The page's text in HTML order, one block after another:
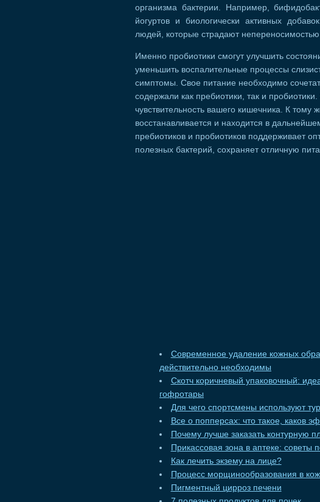
организма бактерии. Например,
йогуртов и биологически активных
людей, которые страдают непереносимостью
Именно пробиотики смогут улучшить
уменьшить воспалительные процессы
симптомы. Свое питание необходимо
содержали как пребиотики, так и
чувствительность вашего кишечника. К
восстанавливается и находится в
пребиотиков и пробиотиков поддерживает
полезных бактерий, сохраняет отличную
Современное удаление кожных
действительно необходимы
Скотч коричневый упаковочный:
гофротары
Для чего спортсмены используют
Все о попперсах: что такое, каков
Почему лучше заказать контурную
Прикассовая зона в аптеке:
Как лечить экзему на лице?
Процесс морщинообразования в
Пигментный цирроз печени